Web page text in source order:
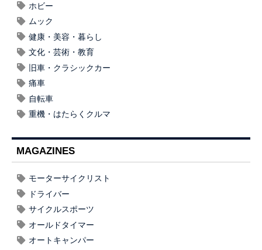
ホビー
ムック
健康・美容・暮らし
文化・芸術・教育
旧車・クラシックカー
痛車
自転車
重機・はたらくクルマ
MAGAZINES
モーターサイクリスト
ドライバー
サイクルスポーツ
オールドタイマー
オートキャンパー